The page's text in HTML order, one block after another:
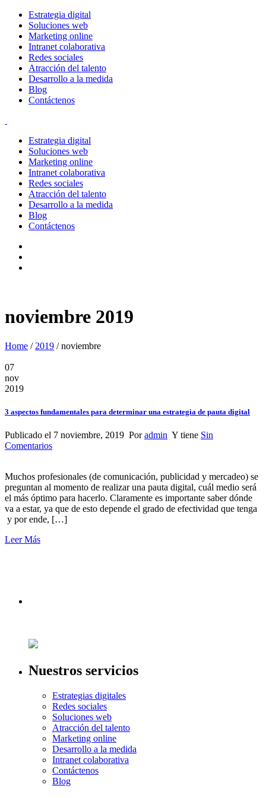
Estrategia digital
Soluciones web
Marketing online
Intranet colaborativa
Redes sociales
Atracción del talento
Desarrollo a la medida
Blog
Contáctenos
Estrategia digital
Soluciones web
Marketing online
Intranet colaborativa
Redes sociales
Atracción del talento
Desarrollo a la medida
Blog
Contáctenos
noviembre 2019
Home / 2019 /noviembre
07
nov
2019
3 aspectos fundamentales para determinar una estrategia de pauta digital
Publicado el 7 noviembre, 2019 Poradmin Y tiene Sin
Comentarios
Muchos profesionales (de comunicación, publicidad y mercadeo) se
preguntan al momento de realizar una pauta digital, cuál medio será
el más óptimo para hacerlo. Claramente es importante saber dónde
va a estar, ya que de esto depende el grado de efectividad que tenga
y por ende, […]
Leer Más
Nuestros servicios
Estrategias digitales
Redes sociales
Soluciones web
Atracción del talento
Marketing online
Desarrollo a la medida
Intranet colaborativa
Contáctenos
Blog